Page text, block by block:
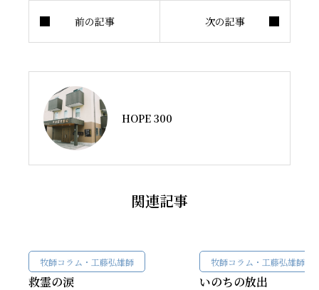
HOPE 300
関連記事
牧師コラム・工藤弘雄師
救霊の涙
牧師コラム・工藤弘雄師
いのちの放出